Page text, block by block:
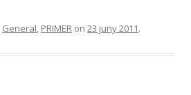
General, PRIMER on 23 juny 2011.